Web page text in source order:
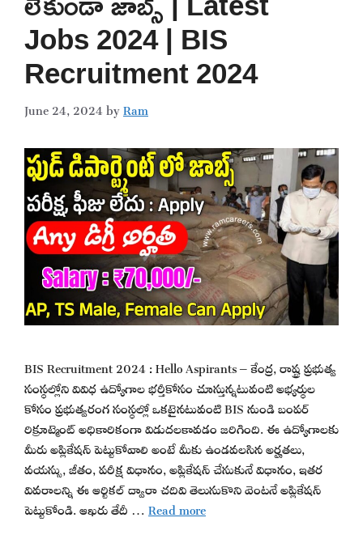
Jobs 2024 | BIS
Recruitment 2024
June 24, 2024byRam
BIS Recruitment 2024 : Hello Aspirants – కేంద్ర, రాష్ట్ర ప్రభుత్వ
సంస్థల్లోని వివిధ ఉద్యోగాల భర్తీకోసం చూస్తున్నటువంటి అభ్యర్థుల
కోసం ప్రభుత్వరంగ సంస్థల్లో ఒకటైనటువంటి BIS నుండి బంపర్
రిక్రూట్మెంట్ అధికారికంగా విడుదలకావడం జరిగింది. ఈ ఉద్యోగాలకు
మీరు అప్లికేషన్ పెట్టుకోవాలి అంటే మీకు ఉండవలసిన అర్హతలు,
వయస్సు, జీతం, పరీక్ష విధానం, అప్లికేషన్ చేసుకునే విధానం, ఇతర
వివరాలన్ని ఈ ఆర్టికల్ ద్వారా చదివి తెలుసుకొని వెంటనే అప్లికేషన్
పెట్టుకోండి. ఆఖరు తేదీ …Read more